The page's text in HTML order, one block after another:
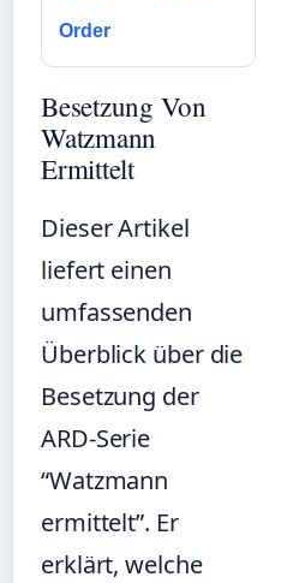
Order
Besetzung Von
Watzmann
Ermittelt
Dieser Artikel
liefert einen
umfassenden
Überblick über die
Besetzung der
ARD-Serie
“Watzmann
ermittelt”. Er
erklärt, welche